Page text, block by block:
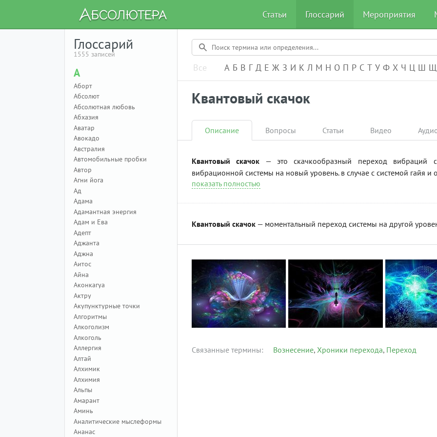
Статьи Глоссарий Мероприятия
Глоссарий
1555 записей
А
Аборт
Абсолют
Абсолютная любовь
Абхазия
Аватар
Авокадо
Австралия
Автомобильные пробки
Автор
Агни йога
Ад
Адама
Адамантная энергия
Адам и Ева
Адепт
Аджанта
Аджна
Аитос
Айна
Аконкагуа
Актру
Акупунктурные точки
Алгоритмы
Алкоголизм
Алкоголь
Аллергия
Алтай
Алхимик
Алхимия
Альпы
Амарант
Аминь
Аналитические мыслеформы
Ананас
Все А-Я
А Б В Г Д Е Ж З И К Л М Н О П Р С Т У Ф Х Ч Ц Ш Щ
Квантовый скачок
Описание Вопросы Статьи Видео
Квантовый скачок — это скачкообразный переход вибраций
вибрационной системы на новый уровень. в случае с системой гайя
показать полностью
Квантовый скачок — моментальный переход системы на другой
Связанные термины: Вознесение Хроники перехода Переход